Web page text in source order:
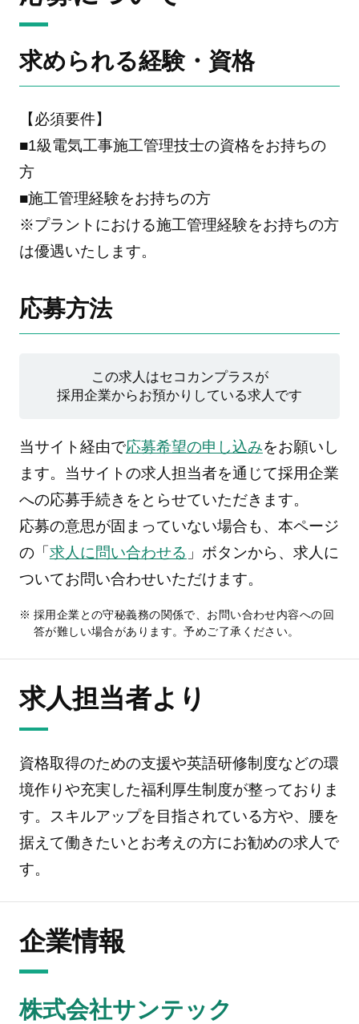
求められる経験・資格
【必須要件】
■1級電気工事施工管理技士の資格をお持ちの
方
■施工管理経験をお持ちの方
※プラントにおける施工管理経験をお持ちの方
は優遇いたします。
応募方法
この求人はセコカンプラスが
採用企業からお預かりしている求人です
当サイト経由で応募希望の申し込みをお願いし
ます。当サイトの求人担当者を通じて採用企業
への応募手続きをとらせていただきます。
応募の意思が固まっていない場合も、本ページ
の「求人に問い合わせる 」ボタンから、求人に
ついてお問い合わせいただけます。
採用企業との守秘義務の関係で、お問い合わせ内容への回
答が難しい場合があります。予めご了承ください。
求人担当者より
資格取得のための支援や英語研修制度などの環
境作りや充実した福利厚生制度が整っておりま
す。スキルアップを目指されている方や、腰を
据えて働きたいとお考えの方にお勧めの求人で
す。
企業情報
株式会社サンテック